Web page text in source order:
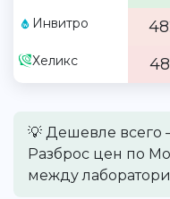
Инвитро
Хеликс
💡 Дешевле всего
Разброс цен по
между